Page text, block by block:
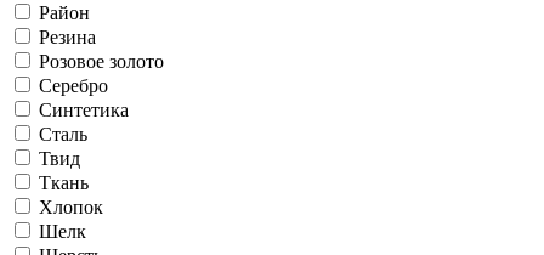
Район
Резина
Розовое золото
Серебро
Синтетика
Сталь
Твид
Ткань
Хлопок
Шелк